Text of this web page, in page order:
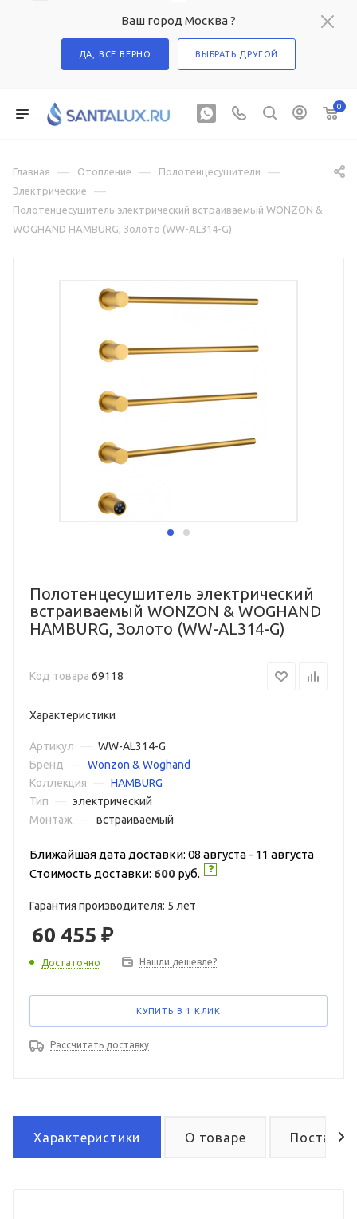
Ваш город Москва ?
ДА, ВСЕ ВЕРНО ВЫБРАТЬ ДРУГОЙ
0
Главная — Отопление — Полотенцесушители —
Электрические —
Полотенцесушитель электрический встраиваемый WONZON &
WOGHAND HAMBURG, Золото (WW-AL314-G)
Полотенцесушитель электрический
встраиваемый WONZON & WOGHAND
HAMBURG, Золото (WW-AL314-G)
Код товара 69118
Характеристики
Артикул
WW-AL314-G
Бренд
Wonzon & Woghand
Коллекция
HAMBURG
Тип
электрический
Монтаж
встраиваемый
Ближайшая дата доставки: 08 августа - 11 августа
Стоимость доставки: 600 руб.
Гарантия производителя: 5 лет
60 455 ₽
Достаточно Нашли дешевле?
КУПИТЬ В 1 КЛИК
Рассчитать доставку
Характеристики О товаре Поставка